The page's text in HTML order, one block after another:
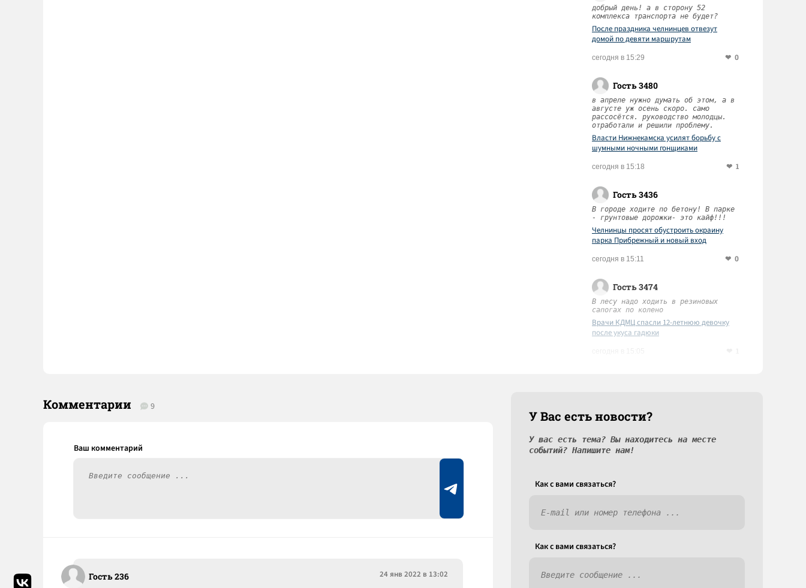
добрый день! а в сторону 52
комплекса транспорта не будет?
После праздника челнинцев отвезут
домой по девяти маршрутам
сегодня в 15:29 0
Гость 3480
в апреле нужно думать об этом, а в
августе уж осень скоро. само
рассосётся. руководство молодцы.
отработали и решили проблему.
Власти Нижнекамска усилят борьбу с
шумными ночными гонщиками
сегодня в 15:18 1
Гость 3436
В городе ходите по бетону! В парке
- грунтовые дорожки- это кайф!!!
Челнинцы просят обустроить окраину
парка Прибрежный и новый вход
сегодня в 15:11 0
Гость 3474
В лесу надо ходить в резиновых
сапогах по колено
Врачи КДМЦ спасли 12-летнюю девочку
после укуса гадюки
Комментарии 9
Гость 236 24 янв 2022 в 13:02
У Вас есть новости?
У вас есть тема? Вы находитесь на месте
событий? Напишите нам!
Как c вами связаться?
Как c вами связаться?